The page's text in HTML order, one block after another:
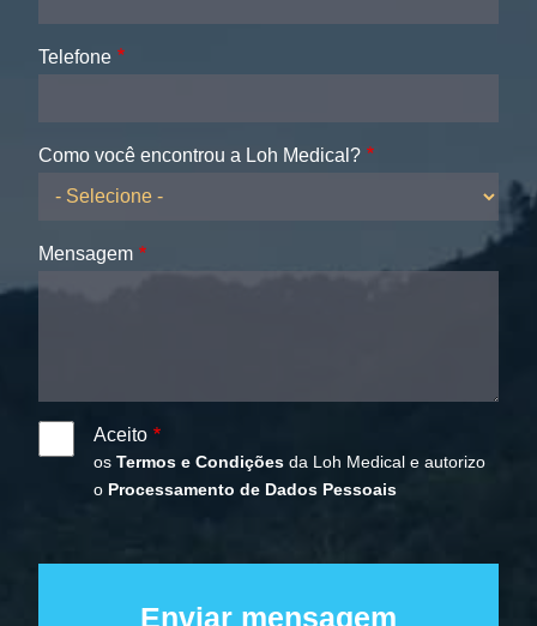
Telefone
Como você encontrou a Loh Medical?
Mensagem
Aceito
osTermos e Condições da Loh Medical e autorizo
o Processamento de Dados Pessoais